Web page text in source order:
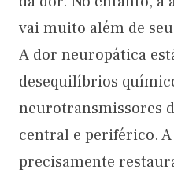
vai muito além de
A dor neuropática
desequilíbrios
neurotransmissores
central e periférico.
precisamente